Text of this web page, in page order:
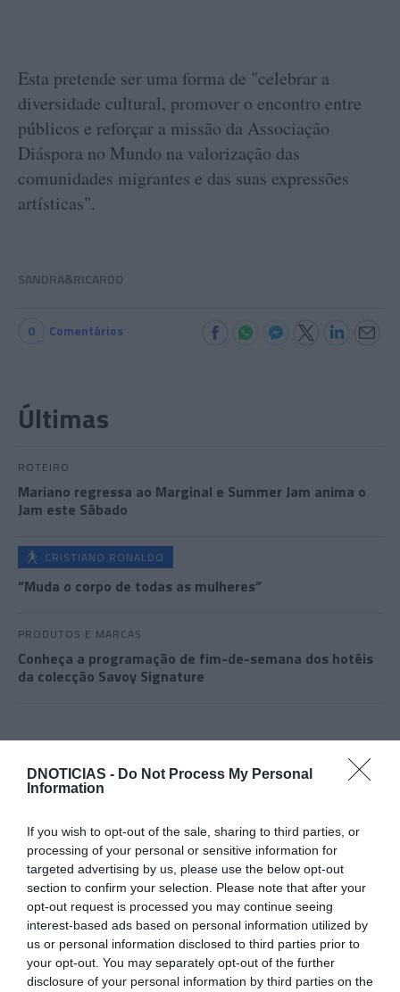
DNOTICIAS - Do Not Process My Personal
Information
If you wish to opt-out of the sale, sharing to third parties, or
processing of your personal or sensitive information for
targeted advertising by us, please use the below opt-out
section to confirm your selection. Please note that after your
opt-out request is processed you may continue seeing
interest-based ads based on personal information utilized by
us or personal information disclosed to third parties prior to
your opt-out. You may separately opt-out of the further
disclosure of your personal information by third parties on the
Esta pretende ser uma forma de "celebrar a
diversidade cultural, promover o encontro entre
públicos e reforçar a missão da Associação
Diáspora no Mundo na valorização das
comunidades migrantes e das suas expressões
artísticas".
SANDRA&RICARDO
0 Comentários
Últimas
ROTEIRO
Mariano regressa ao Marginal e Summer Jam anima o
Jam este Sábado
CRISTIANO RONALDO
“Muda o corpo de todas as mulheres”
PRODUTOS E MARCAS
Conheça a programação de fim-de-semana dos hotéis
da colecção Savoy Signature